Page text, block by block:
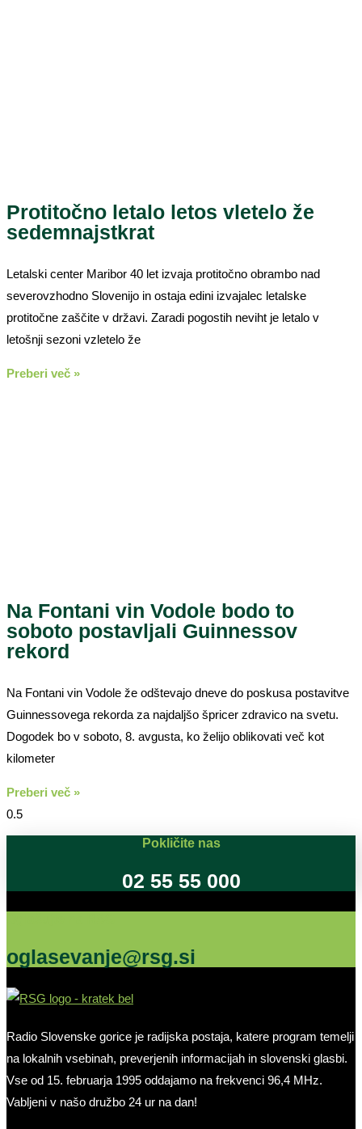
Protitočno letalo letos vletelo že
sedemnajstkrat
Letalski center Maribor 40 let izvaja protitočno obrambo nad
severovzhodno Slovenijo in ostaja edini izvajalec letalske
protitočne zaščite v državi. Zaradi pogostih neviht je letalo v
letošnji sezoni vzletelo že
Preberi več »
Na Fontani vin Vodole bodo to
soboto postavljali Guinnessov
rekord
Na Fontani vin Vodole že odštevajo dneve do poskusa postavitve
Guinnessovega rekorda za najdaljšo špricer zdravico na svetu.
Dogodek bo v soboto, 8. avgusta, ko želijo oblikovati več kot
kilometer
Preberi več »
Pokličite nas
02 55 55 000
oglasevanje@rsg.si
Radio Slovenske gorice je radijska postaja, katere program temelji
na lokalnih vsebinah, preverjenih informacijah in slovenski glasbi.
Vse od 15. februarja 1995 oddajamo na frekvenci 96,4 MHz.
Vabljeni v našo družbo 24 ur na dan!